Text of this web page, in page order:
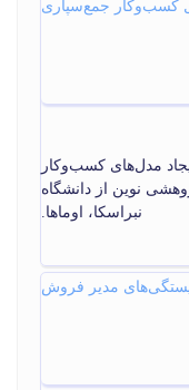
مدل‌های کسب‌وکار
نوین از دانشگاه
نبراسکا، اوماها.